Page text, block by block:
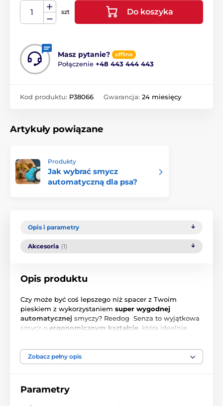
szt Do koszyka
Masz pytanie? offline
Połączenie +48 443 444 443
Kod produktu: P38066 Gwarancja: 24 miesięcy
Artykuły powiązane
Produkty
Jak wybrać smycz
automatyczną dla psa?
Opis i parametry
Akcesoria (1)
Opis produktu
Czy może być coś lepszego niż spacer z Twoim
pieskiem z wykorzystaniem super wygodnej
automatycznej smyczy? Reedog Senza to wyjątkowa
smycz o ergonomicznym kształcie , która idealnie
dowolnym kącie działania.
Jeden przycisk to 3 tryby
zatrzymywania.Produkt czeskiej firmy!
Zobacz pełny opis
Parametry